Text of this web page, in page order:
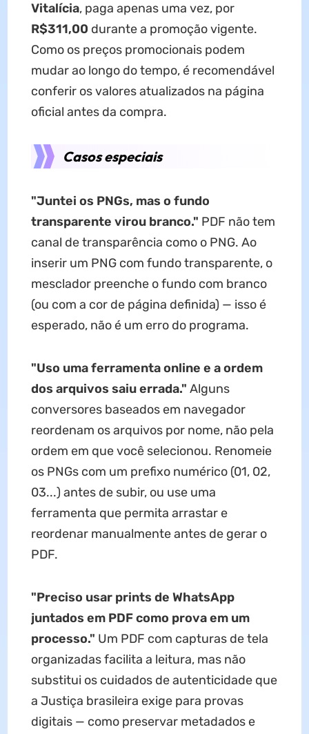
Vitalícia, paga apenas uma vez, por
R$311,00 durante a promoção vigente.
Como os preços promocionais podem
mudar ao longo do tempo, é recomendável
conferir os valores atualizados na página
oficial antes da compra.
Casos especiais
"Juntei os PNGs, mas o fundo
transparente virou branco." PDF não tem
canal de transparência como o PNG. Ao
inserir um PNG com fundo transparente, o
mesclador preenche o fundo com branco
(ou com a cor de página definida) — isso é
esperado, não é um erro do programa.
"Uso uma ferramenta online e a ordem
dos arquivos saiu errada." Alguns
conversores baseados em navegador
reordenam os arquivos por nome, não pela
ordem em que você selecionou. Renomeie
os PNGs com um prefixo numérico (01, 02,
03...) antes de subir, ou use uma
ferramenta que permita arrastar e
reordenar manualmente antes de gerar o
PDF.
"Preciso usar prints de WhatsApp
juntados em PDF como prova em um
processo." Um PDF com capturas de tela
organizadas facilita a leitura, mas não
substitui os cuidados de autenticidade que
a Justiça brasileira exige para provas
digitais — como preservar metadados e